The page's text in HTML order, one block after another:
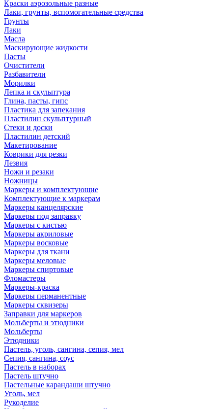
Краски аэрозольные разные
Лаки, грунты, вспомогательные средства
Грунты
Лаки
Масла
Маскирующие жидкости
Пасты
Очистители
Разбавители
Морилки
Лепка и скульптура
Глина, пасты, гипс
Пластика для запекания
Пластилин скульптурный
Стеки и доски
Пластилин детский
Макетирование
Коврики для резки
Лезвия
Ножи и резаки
Ножницы
Маркеры и комплектующие
Комплектующие к маркерам
Маркеры канцелярские
Маркеры под заправку
Маркеры с кистью
Маркеры акриловые
Маркеры восковые
Маркеры для ткани
Маркеры меловые
Маркеры спиртовые
Фломастеры
Маркеры-краска
Маркеры перманентные
Маркеры сквизеры
Заправки для маркеров
Мольберты и этюдники
Мольберты
Этюдники
Пастель, уголь, сангина, сепия, мел
Сепия, сангина, соус
Пастель в наборах
Пастель штучно
Пастельные карандаши штучно
Уголь, мел
Рукоделие